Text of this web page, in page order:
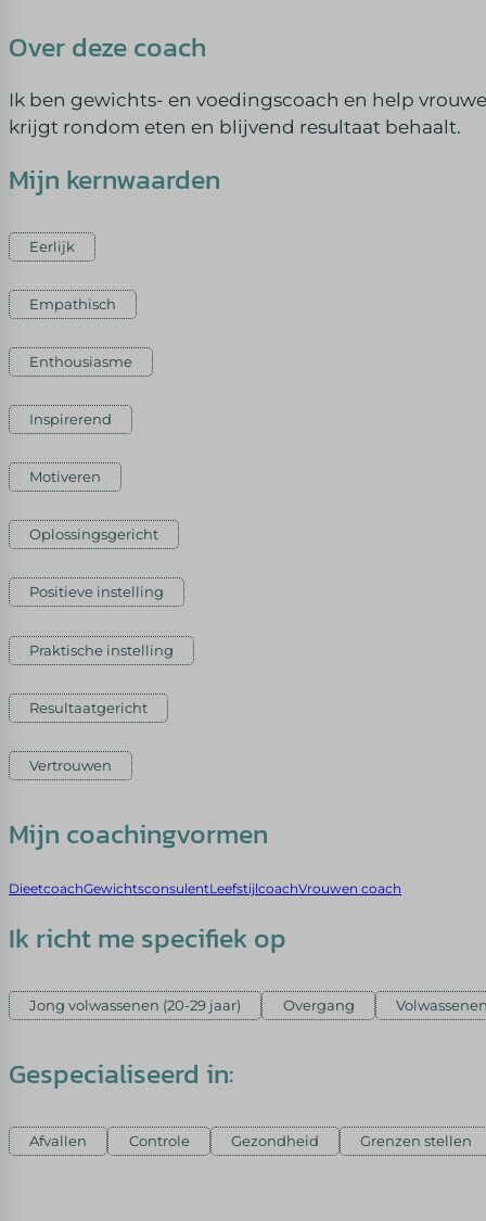
Over deze coach
Ik ben gewichts- en voedingscoach en help
krijgt rondom eten en blijvend resultaat behaalt.
Mijn kernwaarden
Eerlijk
Empathisch
Enthousiasme
Inspirerend
Motiveren
Oplossingsgericht
Positieve instelling
Praktische instelling
Resultaatgericht
Vertrouwen
Mijn coachingvormen
DieetcoachGewichtsconsulentLeefstijlcoachVrouwen coach
Ik richt me specifiek op
Jong volwassenen (20-29 jaar) Overgang
Gespecialiseerd in:
Afvallen Controle Gezondheid Grenzen stellen